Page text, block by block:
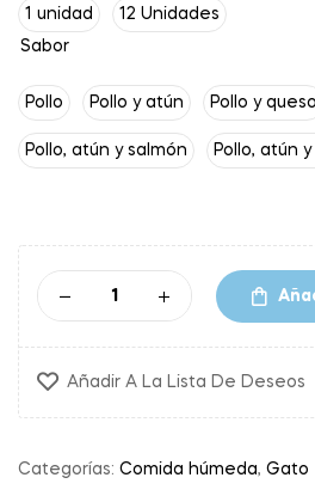
1 unidad
12 Unidades
Sabor
Pollo Pollo y atún Pollo y queso
Pollo, atún y salmón Pollo, atún
Añadir A La Lista De Deseos
Categorías: Comida húmeda, Gato